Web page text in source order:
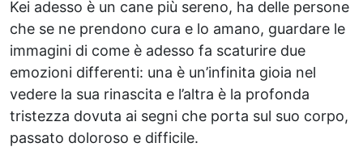
Kei adesso è un cane più sereno, ha delle persone
che se ne prendono cura e lo amano, guardare le
immagini di come è adesso fa scaturire due
emozioni differenti: una è un’infinita gioia nel
vedere la sua rinascita e l’altra è la profonda
tristezza dovuta ai segni che porta sul suo corpo,
passato doloroso e difficile.